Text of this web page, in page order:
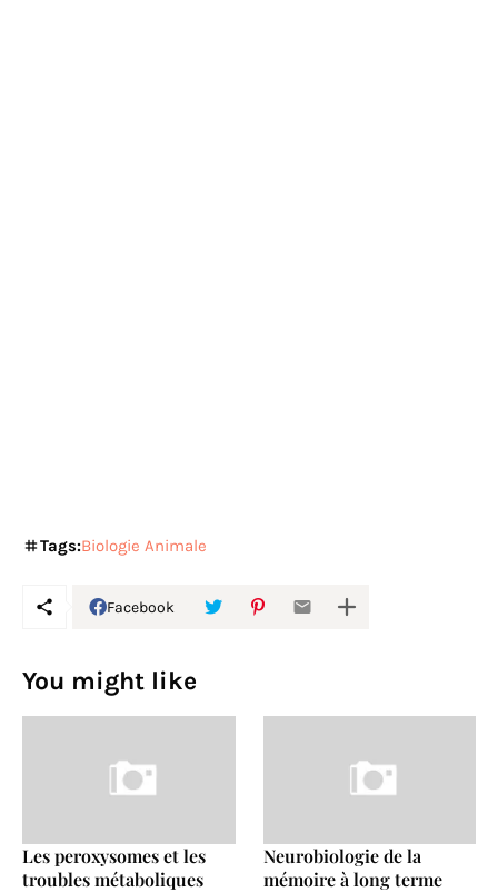
Tags:Biologie Animale
Facebook
You might like
Les peroxysomes et les
troubles métaboliques
Neurobiologie de la
mémoire à long terme